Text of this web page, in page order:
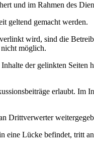
und im Rahmen des
geltend gemacht werden.
wird, sind die
möglich.
der gelinkten
erlaubt. Im
Drittverwerter
Lücke befindet, tritt